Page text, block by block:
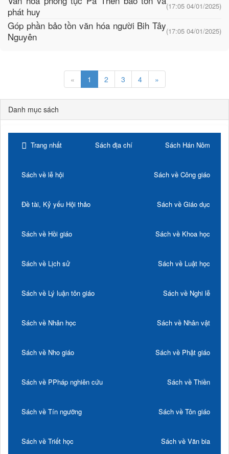
phát huy
(17:05 04/01/2025)
Góp phần bảo tồn văn hóa người Bih Tây
Nguyên
(17:05 04/01/2025)
« 1 2 3 4 »
Danh mục sách
Trang nhất Sách địa chí Sách Hán Nôm
Sách về lễ hội Sách về Công giáo
Đề tài, Kỷ yếu Hội thảo Sách về Giáo dục
Sách về Hồi giáo Sách về Khoa học
Sách về Lịch sử Sách về Luật học
Sách về Lý luận tôn giáo Sách về Nghi lễ
Sách về Nhân học Sách về Nhân vật
Sách về Nho giáo Sách về Phật giáo
Sách về PPháp nghiên cứu Sách về Thiền
Sách về Tín ngưỡng Sách về Tôn giáo
Sách về Triết học Sách về Văn bia